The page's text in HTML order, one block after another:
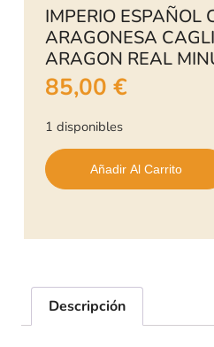
IMPERIO ESPAÑOL
ARAGONESA
ARAGON REAL
85,00 €
1 disponibles
Añadir Al Carrito
Descripción